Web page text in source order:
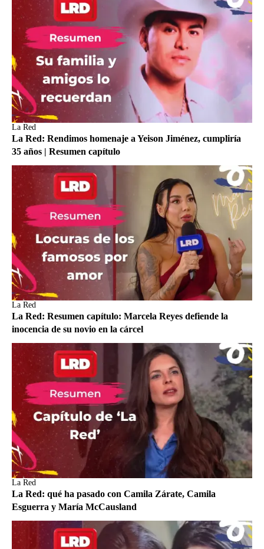
La Red
La Red: Rendimos homenaje a Yeison Jiménez, cumpliría
35 años | Resumen capítulo
La Red
La Red: Resumen capítulo: Marcela Reyes defiende la
inocencia de su novio en la cárcel
La Red
La Red: qué ha pasado con Camila Zárate, Camila
Esguerra y María McCausland